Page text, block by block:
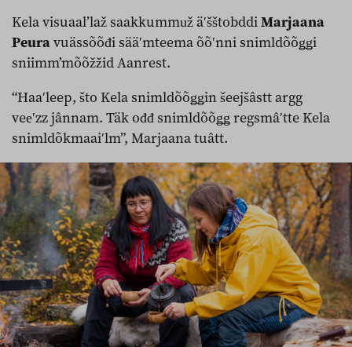
Kela visuaalʼlaž saakkummuž äʹšštobddiMarjaana
Peuravuässõõđi sääʹmteema õõʹnni snimldõõǥǥi
sniimmʼmõõžžid Aanrest.
“Haaʹleep, što Kela snimldõõǥǥin šeejšâstt argg
veeʹzz jânnam. Täk ođđ snimldõõǥǥ regsmâʹtte Kela
snimldõkmaaiʹlm”, Marjaana tuâtt.